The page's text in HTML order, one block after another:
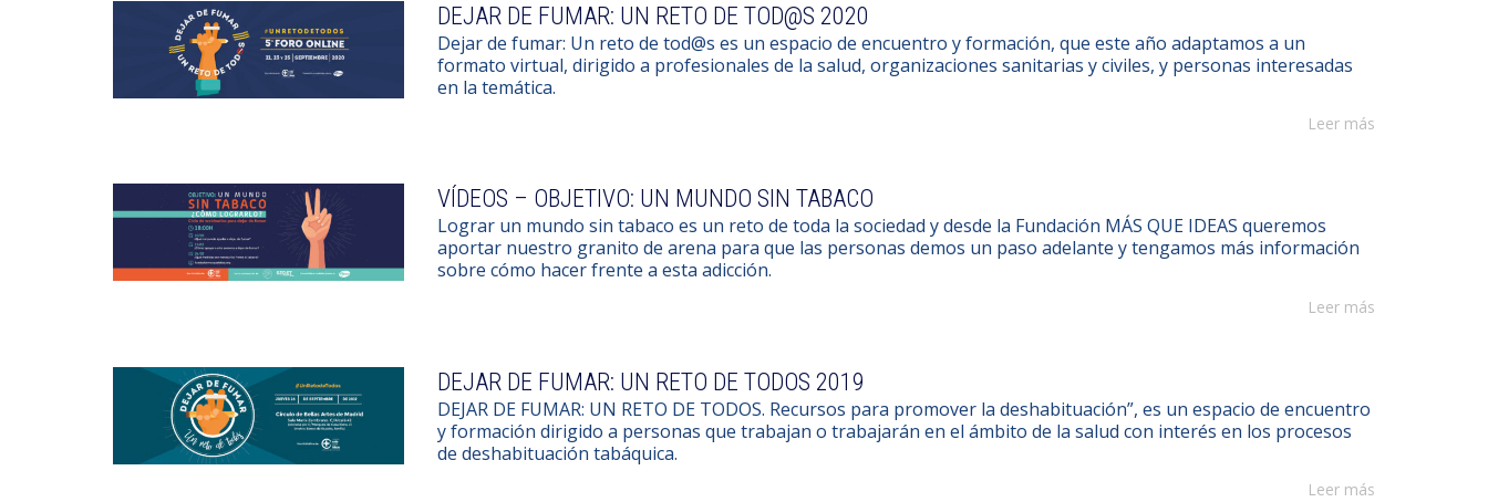
DEJAR DE FUMAR: UN RETO DE TOD@S 2020
Dejar de fumar: Un reto de tod@s es un espacio de encuentro y formación, que este año adaptamos a un
formato virtual, dirigido a profesionales de la salud, organizaciones sanitarias y civiles, y personas interesadas
en la temática.
Leer más
VÍDEOS – OBJETIVO: UN MUNDO SIN TABACO
Lograr un mundo sin tabaco es un reto de toda la sociedad y desde la Fundación MÁS QUE IDEAS queremos
aportar nuestro granito de arena para que las personas demos un paso adelante y tengamos más información
sobre cómo hacer frente a esta adicción.
Leer más
DEJAR DE FUMAR: UN RETO DE TODOS 2019
DEJAR DE FUMAR: UN RETO DE TODOS. Recursos para promover la deshabituación”, es un espacio de encuentro
y formación dirigido a personas que trabajan o trabajarán en el ámbito de la salud con interés en los procesos
de deshabituación tabáquica.
Leer más